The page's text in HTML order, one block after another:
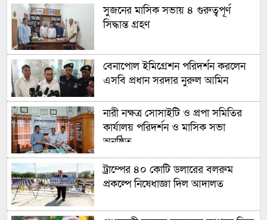
সুজনের মাসিক সভায় ৪ গুরুত্বপূর্ণ
সিদ্ধান্ত গ্রহণ
বেনাপোল ইমিগ্রেশন পরিদর্শন করলেন
এসবি প্রধান সরদার নুরুল আমিন
নারী নক্ষত্র সোসাইটি ও প্রপা সমিতির
কার্যালয় পরিদর্শন ও মাসিক সভা
অনুষ্ঠিত
ট্রাম্পের ৪০ কোটি ডলারের বলরুম
প্রকল্পে নিষেধাজ্ঞা দিল আদালত